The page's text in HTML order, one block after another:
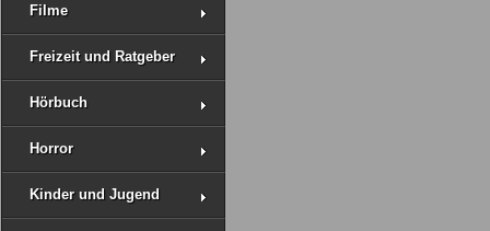
Filme
Freizeit und Ratgeber
Hörbuch
Horror
Kinder und Jugend